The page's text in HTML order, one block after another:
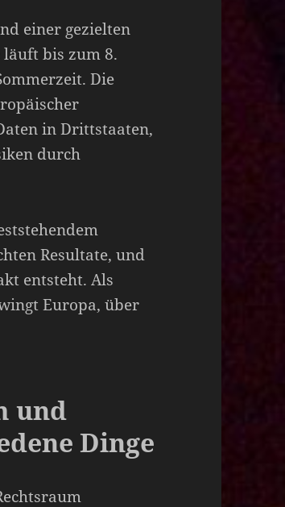
einer gezielten
bis zum 8.
Die
in Drittstaaten,
durch
Resultate, und
entsteht. Als
Europa, über
und
Dinge